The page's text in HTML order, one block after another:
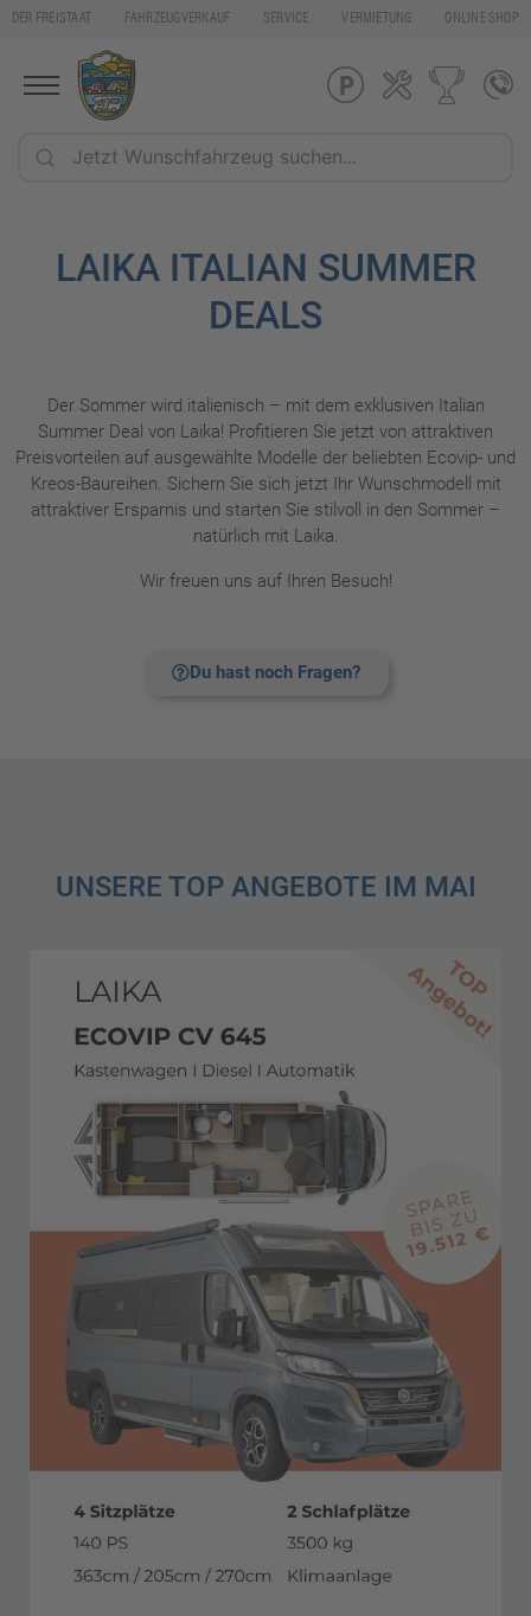
DER FREISTAAT FAHRZEUGVERKAUF SERVICE VERMIETUNG ONLINE SHOP
LAIKA ITALIAN SUMMER
DEALS
Der Sommer wird italienisch – mit dem exklusiven Italian
Summer Deal von Laika! Profitieren Sie jetzt von attraktiven
Preisvorteilen auf ausgewählte Modelle der beliebten Ecovip- und
Kreos-Baureihen. Sichern Sie sich jetzt Ihr Wunschmodell mit
attraktiver Ersparnis und starten Sie stilvoll in den Sommer –
natürlich mit Laika.
Wir freuen uns auf Ihren Besuch!
Du hast noch Fragen?
UNSERE TOP ANGEBOTE IM MAI